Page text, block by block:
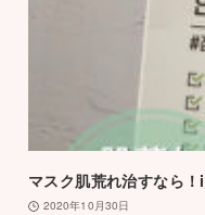
マスク肌荒れ治すなら
2020年10月30日